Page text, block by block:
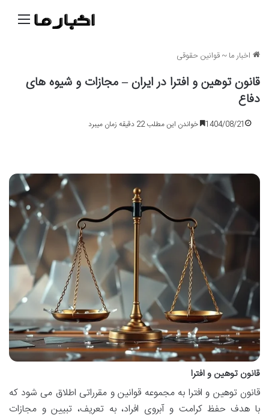
اخبار ما~قوانین حقوقی
قانون توهین و افترا در ایران – مجازات و شیوه های
دفاع
1404/08/21 خواندن این مطلب 22 دقیقه زمان میبرد
قانون توهین و افترا
قانون توهین و افترا به مجموعه قوانین و مقرراتی اطلاق می شود که
با هدف حفظ کرامت و آبروی افراد، به تعریف، تبیین و مجازات